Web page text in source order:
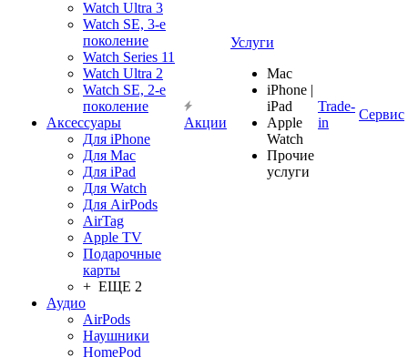
Watch Ultra 3
Watch SE, 3-е
поколение
Watch Series 11
Watch Ultra 2
Watch SE, 2-е
поколение
Аксессуары
Для iPhone
Для Mac
Для iPad
Для Watch
Для AirPods
AirTag
Apple TV
Подарочные
карты
+ ЕЩЕ 2
Аудио
AirPods
Наушники
HomePod
Акции
Услуги
Mac
iPhone |
iPad
Apple
Watch
Прочие
услуги
Trade-
in
Сервис